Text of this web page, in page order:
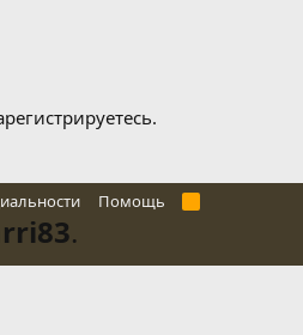
Помощь
R
.